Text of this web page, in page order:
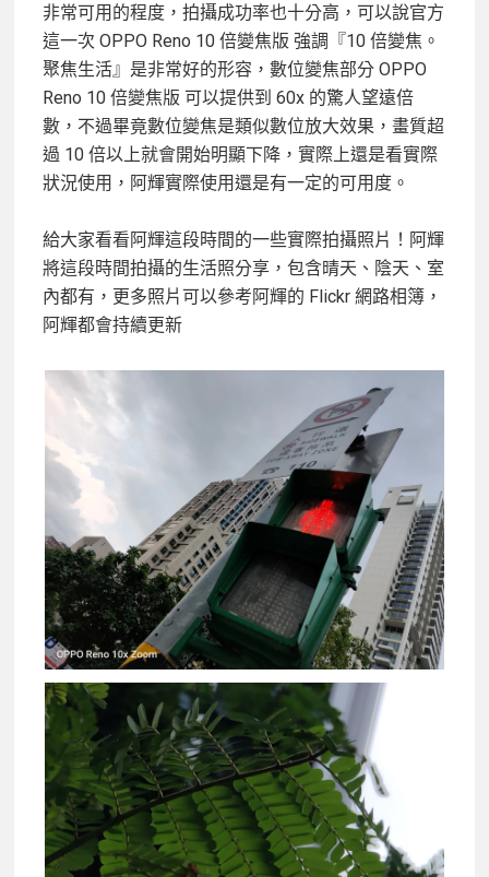
非常可用的程度，拍攝成功率也十分高，可以說官方
這一次 OPPO Reno 10 倍變焦版 強調『10 倍變焦。
聚焦生活』是非常好的形容，數位變焦部分 OPPO
Reno 10 倍變焦版 可以提供到 60x 的驚人望遠倍
數，不過畢竟數位變焦是類似數位放大效果，畫質超
過 10 倍以上就會開始明顯下降，實際上還是看實際
狀況使用，阿輝實際使用還是有一定的可用度。
給大家看看阿輝這段時間的一些實際拍攝照片！阿輝
將這段時間拍攝的生活照分享，包含晴天、陰天、室
內都有，更多照片可以參考阿輝的 Flickr 網路相簿，
阿輝都會持續更新